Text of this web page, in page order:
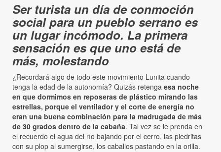
Ser turista un día de conmoción
social para un pueblo serrano es
un lugar incómodo. La primera
sensación es que uno está de
más, molestando
¿Recordará algo de todo este movimiento Lunita cuando
tenga la edad de la autonomía? Quizás retenga esa noche
en que dormimos en reposeras de plástico mirando las
estrellas, porque el ventilador y el corte de energía no
eran una buena combinación para la madrugada de más
de 30 grados dentro de la cabaña. Tal vez se le prenda en
el recuerdo el agua del río bajando por el cerro, las piedritas
con su plop al sumergirse, los caballos pastando en la orilla.